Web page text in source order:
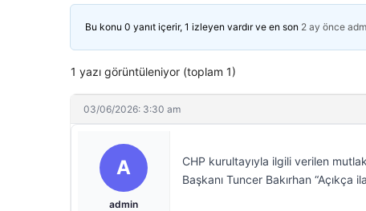
Bu konu 0 yanıt içerir, 1 izleyen vardır ve en son 2 ay önce
1 yazı görüntüleniyor (toplam 1)
03/06/2026: 3:30 am
A
admin
CHP kurultayıyla ilgili verilen
Başkanı Tuncer Bakırhan